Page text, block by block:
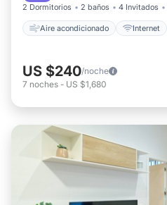
2 Dormitorios 2 baños 4 Invitados
Aire acondicionado Internet
US $240/noche
7 noches - US $1,680